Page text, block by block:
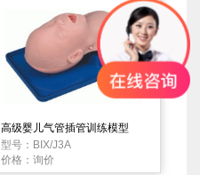
高级婴儿气管插管训练模型
型号：BIX/J3A
价格：询价